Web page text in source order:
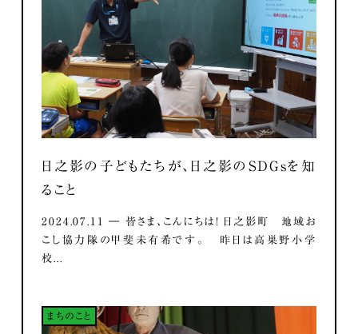
日之影の子どもたちが、日之影のSDGsを知
ること
2024.07.11 ― 皆さま、こんにちは！ 日之影町 地域お
こし協力隊の甲斐未有希です。 昨日は高巣野小学
校...
まちのこと